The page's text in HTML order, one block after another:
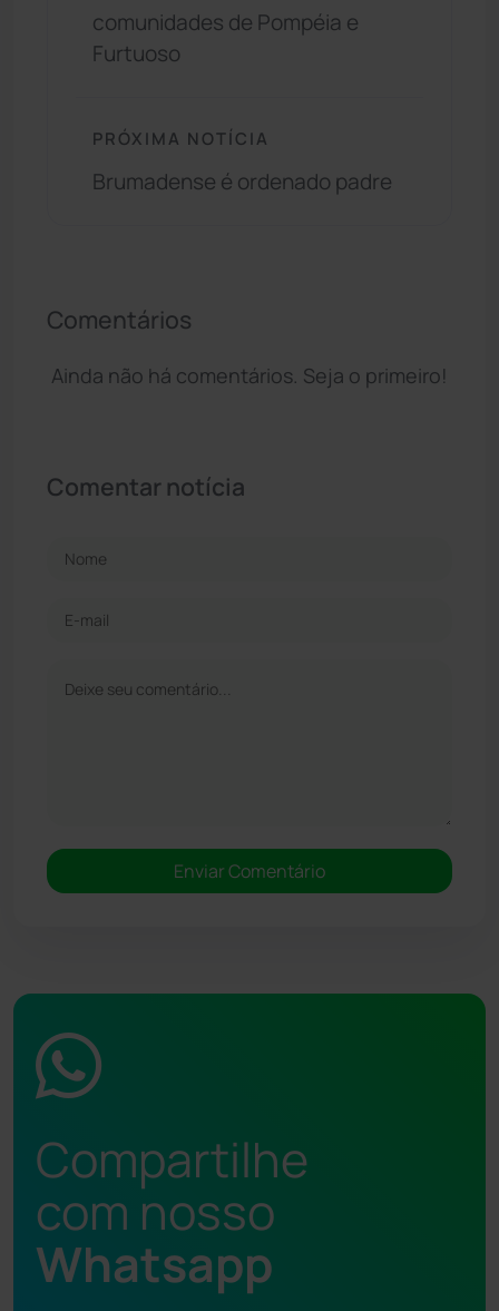
comunidades de Pompéia e
Furtuoso
PRÓXIMA NOTÍCIA
Brumadense é ordenado padre
Comentários
Ainda não há comentários. Seja o primeiro!
Comentar notícia
Compartilhe
com nosso
Whatsapp